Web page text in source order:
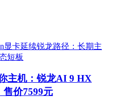
主机：锐龙AI 9 HX
售价7599元